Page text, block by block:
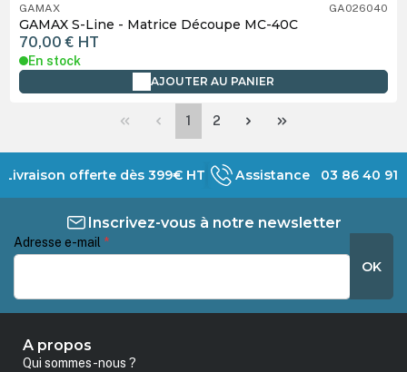
GAMAX GA026040
GAMAX S-Line - Matrice Découpe MC-40C
70,00 € HT
En stock
AJOUTER AU PANIER
Page
1 Page
2
Livraison offerte dès 399€ HT Assistance 03 86 40 91
Inscrivez-vous à notre newsletter
Adresse e-mail *
OK
A propos
Qui sommes-nous ?